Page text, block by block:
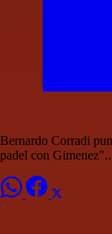
Bernardo Corradi
padel con